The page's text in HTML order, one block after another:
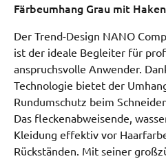
Färbeumhang Grau mit
Der Trend-Design NANO
ist der ideale Begleiter für
anspruchsvolle Anwender.
Technologie bietet der
Rundumschutz beim
Das fleckenabweisende,
Kleidung effektiv vor
Rückständen. Mit seiner